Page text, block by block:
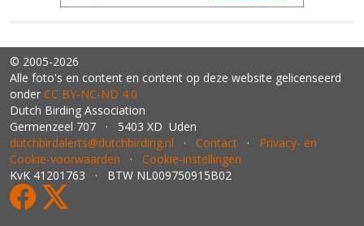
© 2005-2026
Alle foto's en content en content op deze website gelicenseerd
onder CC BY‑NC‑ND 4.0
Dutch Birding Association
Germenzeel 707 · 5403 XD Uden
dutchbirdalerts@dutchbirding.nl · Contact · Privacy- en
Cookie-voorwaarden · Cookie-instellingen
KvK 41201763 · BTW NL009750915B02